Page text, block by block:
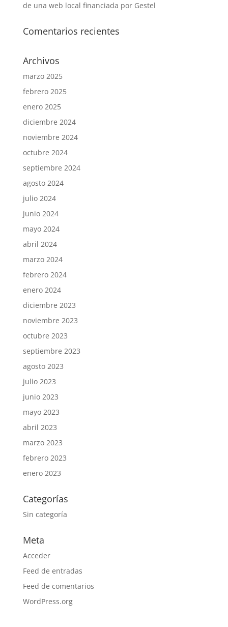
de una web local financiada por Gestel
Comentarios recientes
Archivos
marzo 2025
febrero 2025
enero 2025
diciembre 2024
noviembre 2024
octubre 2024
septiembre 2024
agosto 2024
julio 2024
junio 2024
mayo 2024
abril 2024
marzo 2024
febrero 2024
enero 2024
diciembre 2023
noviembre 2023
octubre 2023
septiembre 2023
agosto 2023
julio 2023
junio 2023
mayo 2023
abril 2023
marzo 2023
febrero 2023
enero 2023
Categorías
Sin categoría
Meta
Acceder
Feed de entradas
Feed de comentarios
WordPress.org